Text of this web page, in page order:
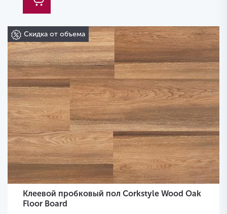
Скидка от объема
Клеевой пробковый пол Corkstyle Wood Oak
Floor Board